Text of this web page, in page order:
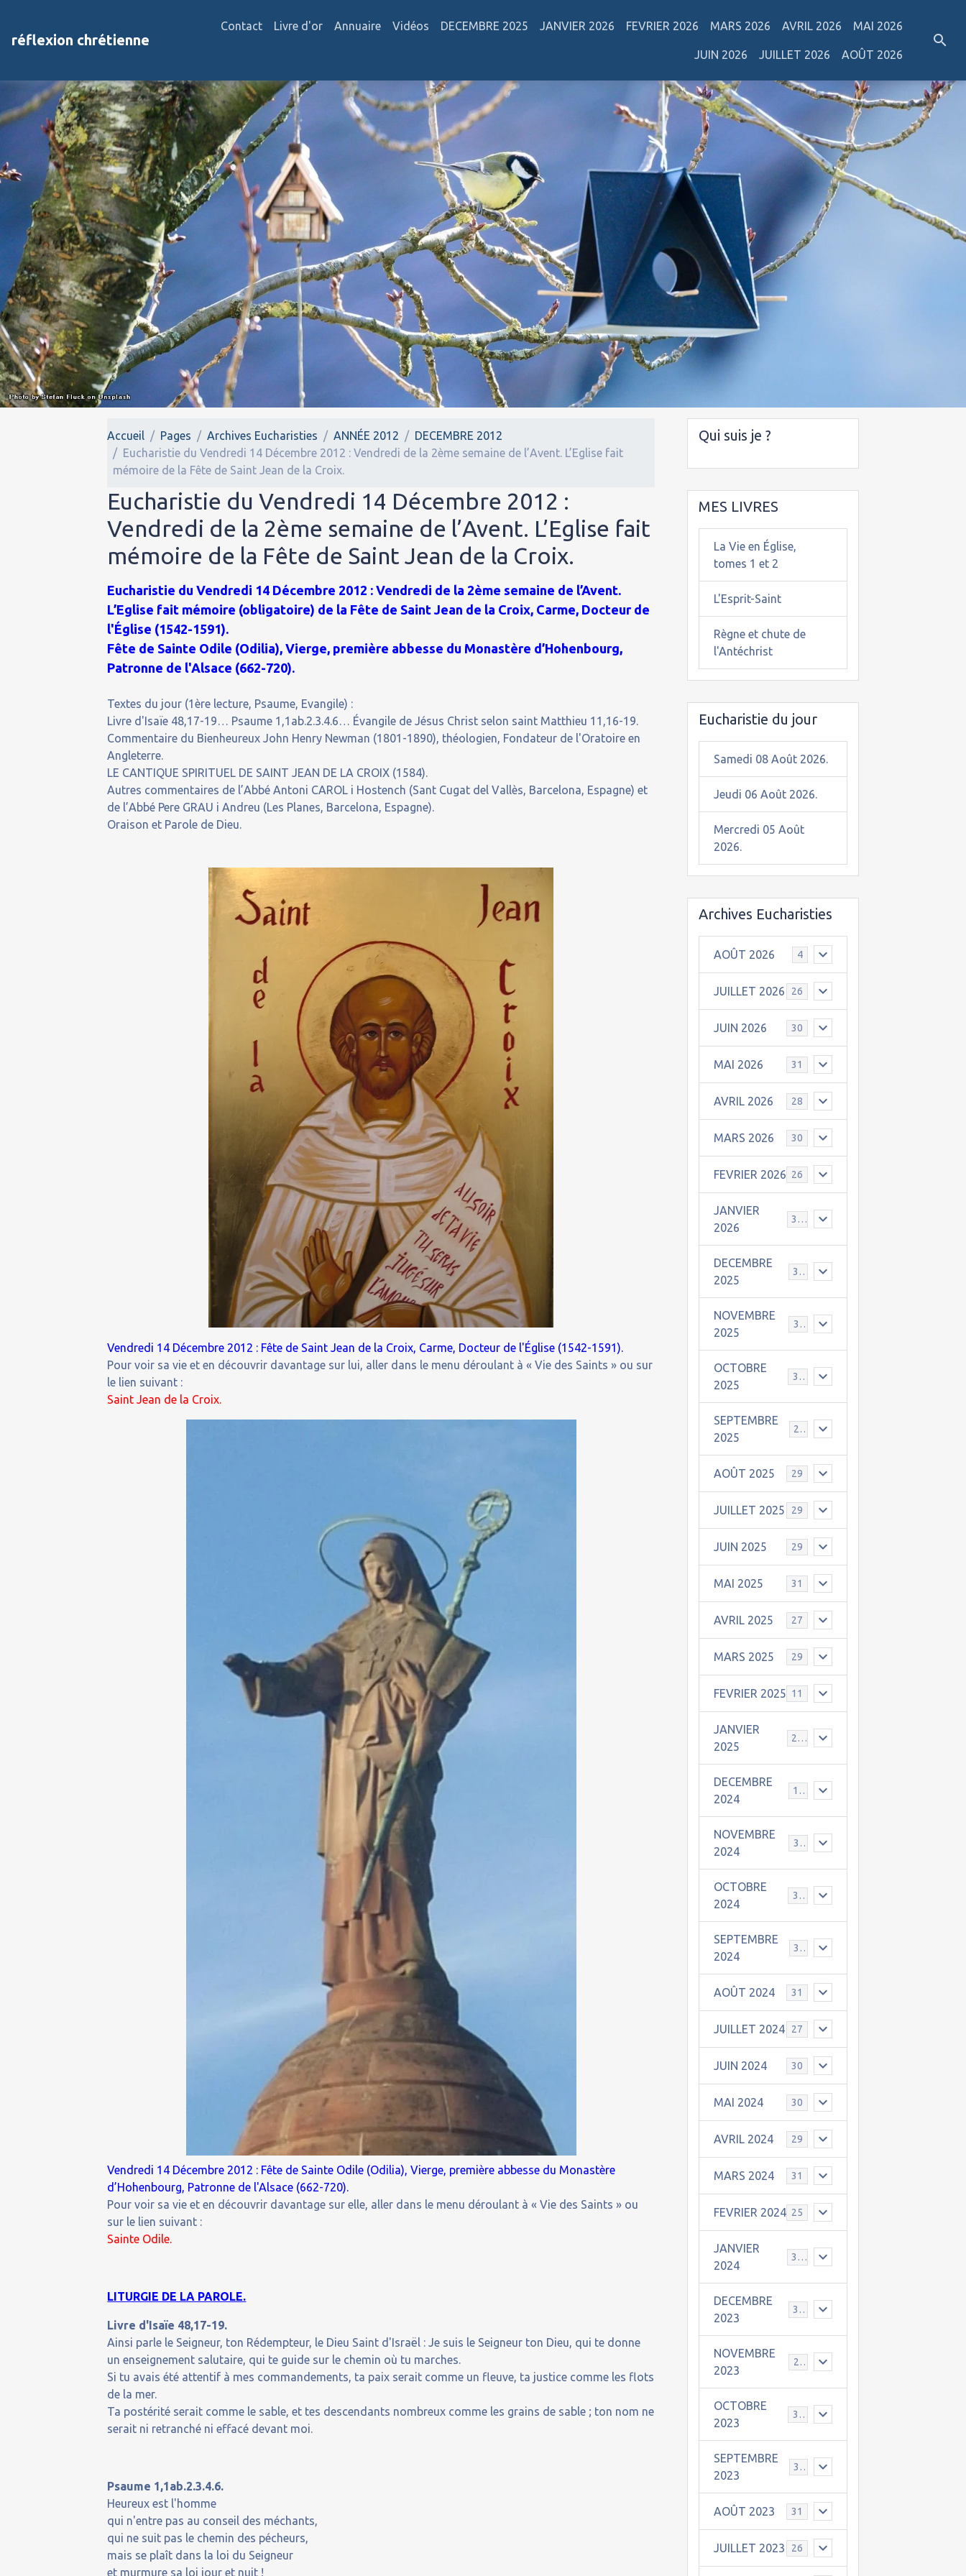
réflexion chrétienne
Contact Livre d'or Annuaire Vidéos DECEMBRE 2025 JANVIER 2026 FEVRIER 2026 MARS 2026 AVRIL 2026 MAI 2026
JUIN 2026 JUILLET 2026 AOÛT 2026
Accueil Pages Archives Eucharisties ANNÉE 2012
DECEMBRE 2012
Eucharistie du Vendredi 14 Décembre 2012 : Vendredi de la 2ème semaine de l’Avent. L’Eglise fait
mémoire de la Fête de Saint Jean de la Croix.
Eucharistie du Vendredi 14 Décembre 2012 :
Vendredi de la 2ème semaine de l’Avent. L’Eglise fait
mémoire de la Fête de Saint Jean de la Croix.
Eucharistie du Vendredi 14 Décembre 2012 : Vendredi de la 2ème semaine de l’Avent.
L’Eglise fait mémoire (obligatoire) de la Fête de Saint Jean de la Croix, Carme, Docteur de
l'Église (1542-1591).
Fête de Sainte Odile (Odilia), Vierge, première abbesse du Monastère d’Hohenbourg,
Patronne de l'Alsace (662-720).
Textes du jour (1ère lecture, Psaume, Evangile) :
Livre d'Isaïe 48,17-19… Psaume 1,1ab.2.3.4.6… Évangile de Jésus Christ selon saint Matthieu 11,16-19.
Commentaire du Bienheureux John Henry Newman (1801-1890), théologien, Fondateur de l'Oratoire en
Angleterre.
LE CANTIQUE SPIRITUEL DE SAINT JEAN DE LA CROIX (1584).
Autres commentaires de l’Abbé Antoni CAROL i Hostench (Sant Cugat del Vallès, Barcelona, Espagne) et
de l’Abbé Pere GRAU i Andreu (Les Planes, Barcelona, Espagne).
Oraison et Parole de Dieu.
Vendredi 14 Décembre 2012 : Fête de Saint Jean de la Croix, Carme, Docteur de l'Église (1542-1591).
Pour voir sa vie et en découvrir davantage sur lui, aller dans le menu déroulant à « Vie des Saints » ou sur
le lien suivant :
Saint Jean de la Croix.
Vendredi 14 Décembre 2012 : Fête de Sainte Odile (Odilia), Vierge, première abbesse du Monastère
d’Hohenbourg, Patronne de l'Alsace (662-720).
Pour voir sa vie et en découvrir davantage sur elle, aller dans le menu déroulant à « Vie des Saints » ou
sur le lien suivant :
Sainte Odile.
LITURGIE DE LA PAROLE.
Livre d'Isaïe 48,17-19.
Ainsi parle le Seigneur, ton Rédempteur, le Dieu Saint d'Israël : Je suis le Seigneur ton Dieu, qui te donne
un enseignement salutaire, qui te guide sur le chemin où tu marches.
Si tu avais été attentif à mes commandements, ta paix serait comme un fleuve, ta justice comme les flots
de la mer.
Ta postérité serait comme le sable, et tes descendants nombreux comme les grains de sable ; ton nom ne
serait ni retranché ni effacé devant moi.
Psaume 1,1ab.2.3.4.6.
Heureux est l'homme
qui n'entre pas au conseil des méchants,
qui ne suit pas le chemin des pécheurs,
mais se plaît dans la loi du Seigneur
et murmure sa loi jour et nuit !
Qui suis je ?
MES LIVRES
La Vie en Église,
tomes 1 et 2
L'Esprit-Saint
Règne et chute de
l'Antéchrist
Eucharistie du jour
Samedi 08 Août 2026.
Jeudi 06 Août 2026.
Mercredi 05 Août
2026.
Archives Eucharisties
AOÛT 2026 4
JUILLET 2026 26
JUIN 2026 30
MAI 2026 31
AVRIL 2026 28
MARS 2026 30
FEVRIER 2026 26
JANVIER
2026
31
DECEMBRE
2025
30
NOVEMBRE
2025
30
OCTOBRE
2025
31
SEPTEMBRE
2025
25
AOÛT 2025 29
JUILLET 2025 29
JUIN 2025 29
MAI 2025 31
AVRIL 2025 27
MARS 2025 29
FEVRIER 2025 11
JANVIER
2025
25
DECEMBRE
2024
19
NOVEMBRE
2024
30
OCTOBRE
2024
31
SEPTEMBRE
2024
30
AOÛT 2024 31
JUILLET 2024 27
JUIN 2024 30
MAI 2024 30
AVRIL 2024 29
MARS 2024 31
FEVRIER 2024 25
JANVIER
2024
30
DECEMBRE
2023
31
NOVEMBRE
2023
24
OCTOBRE
2023
31
SEPTEMBRE
2023
30
AOÛT 2023 31
JUILLET 2023 26